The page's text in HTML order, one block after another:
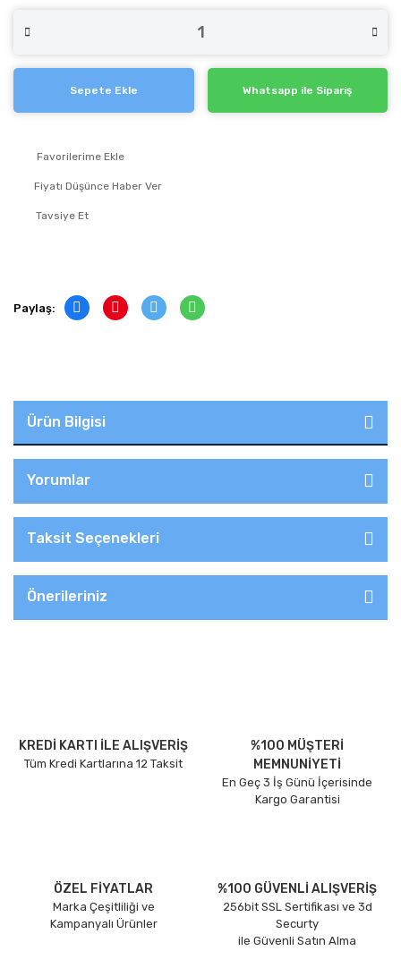
Sepete Ekle Whatsapp ile Sipariş
Fiyatı Düşünce Haber Ver
Tavsiye Et
Paylaş:
Ürün Bilgisi
Yorumlar
Taksit Seçenekleri
Önerileriniz
KREDİ KARTI İLE ALIŞVERİŞ
Tüm Kredi Kartlarına 12 Taksit
%100 MÜŞTERİ
MEMNUNİYETİ
En Geç 3 İş Günü İçerisinde
Kargo Garantisi
ÖZEL FİYATLAR
Marka Çeşitliliği ve
Kampanyalı Ürünler
%100 GÜVENLİ ALIŞVERİŞ
256bit SSL Sertifikası ve 3d
Securty
ile Güvenli Satın Alma